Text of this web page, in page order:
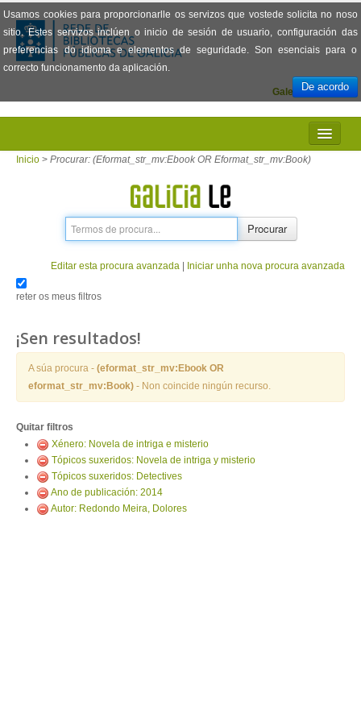
Usamos cookies para proporcionarlle os servizos que vostede solicita no noso
sitio. Estes servizos inclúen o inicio de sesión de usuario, configuración das
preferencias do idioma e elementos de seguridade. Son esenciais para o
correcto funcionamento da aplicación.
De acordo
Español
Galego
INICIO
PRÉSTAMO
ENTRAR
Inicio > Procurar: (Eformat_str_mv:Ebook OR Eformat_str_mv:Book)
Procurar
Editar esta procura avanzada Iniciar unha nova procura avanzada
reter os meus filtros
¡Sen resultados!
A súa procura - (eformat_str_mv:Ebook OR
eformat_str_mv:Book) - Non coincide ningún recurso.
Quitar filtros
Xénero: Novela de intriga e misterio
Tópicos suxeridos: Novela de intriga y misterio
Tópicos suxeridos: Detectives
Ano de publicación: 2014
Autor: Redondo Meira, Dolores